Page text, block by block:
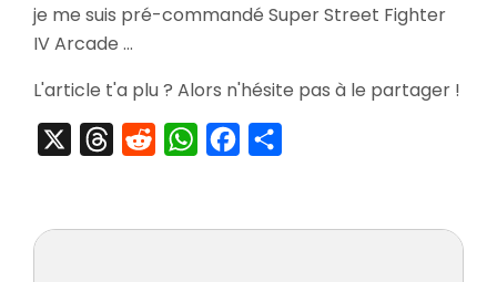
Arcade
Capcom
Version
je me suis pré-commandé Super Street Fighter
IV Arcade …
L'article t'a plu ? Alors n'hésite pas à le partager !
ThreadsRedditWhatsAppFacebook